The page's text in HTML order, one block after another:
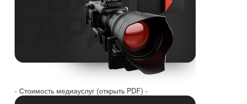
- Стоимость медиауслуг (открыть PDF) -